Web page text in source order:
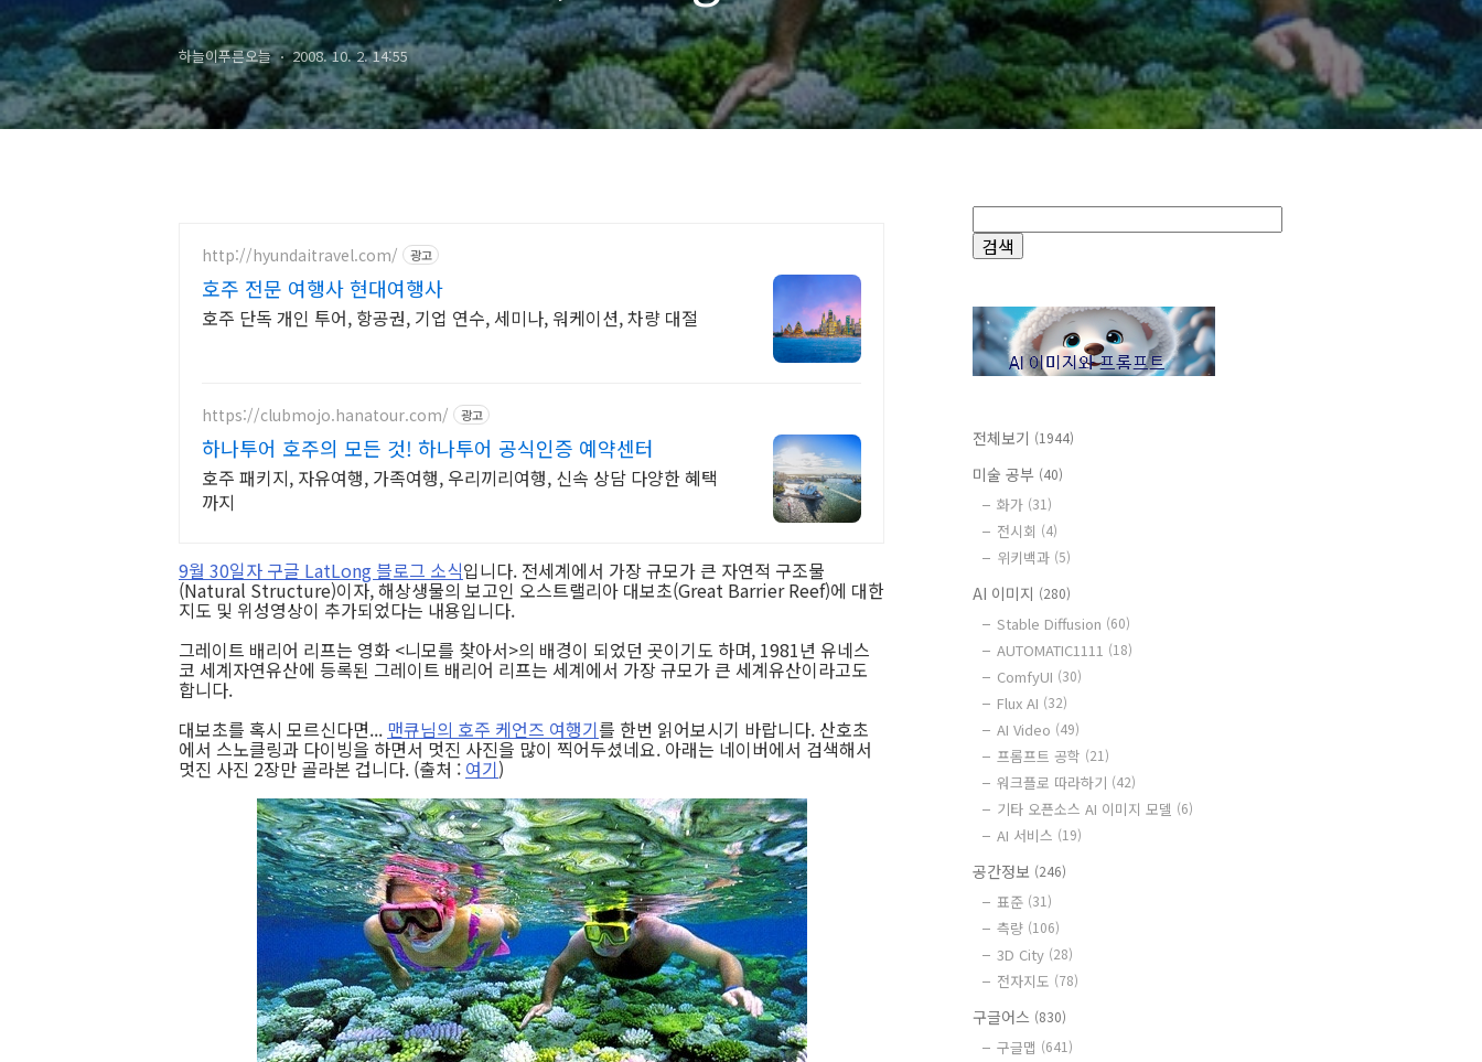
Great Barrier Reef)
하늘이푸른오늘 2008. 10. 2. 14:55
http://hyundaitravel.com/ 광고
호주 전문 여행사 현대여행사
호주 단독 개인 투어, 항공권, 기업 연수, 세미나, 워케이션, 차량 대절
https://clubmojo.hanatour.com/ 광고
하나투어 호주의 모든 것! 하나투어 공식인증 예약센터
호주 패키지, 자유여행, 가족여행, 우리끼리여행, 신속 상담 다양한 혜택
까지
9월 30일자 구글 LatLong 블로그 소식입니다. 전세계에서 가장 규모가 큰 자연적 구조물
(Natural Structure)이자, 해상생물의 보고인 오스트랠리아 대보초(Great Barrier Reef)에 대한
지도 및 위성영상이 추가되었다는 내용입니다.
그레이트 배리어 리프는 영화 <니모를 찾아서>의 배경이 되었던 곳이기도 하며, 1981년 유네스
코 세계자연유산에 등록된 그레이트 배리어 리프는 세계에서 가장 규모가 큰 세계유산이라고도
합니다.
대보초를 혹시 모르신다면... 맨큐님의 호주 케언즈 여행기를 한번 읽어보시기 바랍니다. 산호초
에서 스노클링과 다이빙을 하면서 멋진 사진을 많이 찍어두셨네요. 아래는 네이버에서 검색해서
멋진 사진 2장만 골라본 겁니다. (출처 : 여기)
전체보기 (1944)
미술 공부 (40)
화가 (31)
전시회 (4)
위키백과 (5)
AI 이미지 (280)
Stable Diffusion (60)
AUTOMATIC1111 (18)
ComfyUI (30)
Flux AI (32)
AI Video (49)
프롬프트 공학 (21)
워크플로 따라하기 (42)
기타 오픈소스 AI 이미지 모델 (6)
AI 서비스 (19)
공간정보 (246)
표준 (31)
측량 (106)
3D City (28)
전자지도 (78)
구글어스 (830)
구글맵 (641)